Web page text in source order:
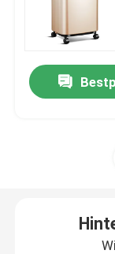
Elektrischer
Schrauben-
Haustier-